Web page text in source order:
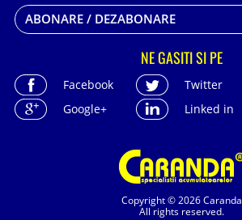
Copyright © 2026 Caranda
All rights reserved.
ABONARE / DEZABONARE
NE GASITI SI PE
Facebook
Twitter
Google+
Linked in